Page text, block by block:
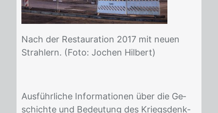
Nach der Re­stau­ra­ti­on 2017 mit neu­en
Strah­lern. (Foto: Jo­chen Hil­bert)
Aus­führ­li­che In­for­ma­tio­nen über die Ge­
schich­te und Be­deu­tung des Kriegs­denk­